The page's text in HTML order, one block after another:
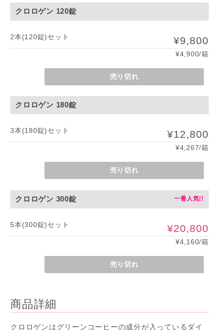
クロロゲン 120錠
2本(120錠)セット ¥9,800
¥4,900/箱
売り切れ
クロロゲン 180錠
3本(180錠)セット ¥12,800
¥4,267/箱
売り切れ
クロロゲン 300錠
5本(300錠)セット ¥20,800
¥4,160/箱
売り切れ
商品詳細
クロロゲンはグリーンコーヒーの成分が入っているダイ